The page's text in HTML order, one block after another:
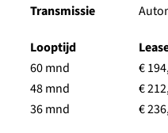
Transmissie
Looptijd
60 mnd
48 mnd
36 mnd
€
€
€